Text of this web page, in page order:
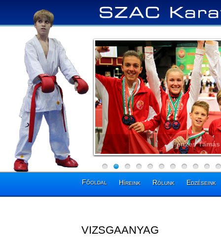
Pénzes
Főoldal Híreink Rólunk Edzéseink
VIZSGAANYAG